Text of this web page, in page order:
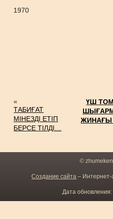
1970
«
ТАБИҒАТ
МІНЕЗДІ ЕТІП
БЕРСЕ ТІЛДІ…
ҮШ
ЖИНАҒЫ
©
Создание сайта – Интернет-
Дата